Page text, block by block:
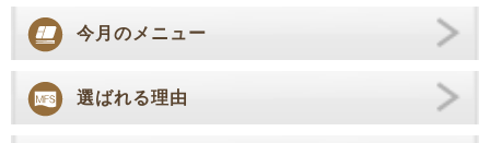
今月のメニュー
選ばれる理由